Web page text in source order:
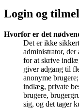
Login og
Hvorfor er det
Det er ikke
administrator,
for at skrive
giver adgang til
anonyme
indlæg, private
brugere,
sig, og det tager